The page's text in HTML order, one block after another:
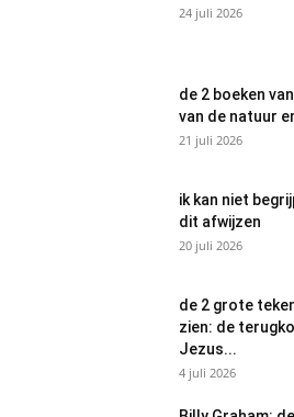
24 juli 2026
de 2 boeken
van de natuur
21 juli 2026
ik kan niet
dit afwijzen
20 juli 2026
de 2 grote
zien: de
Jezus...
4 juli 2026